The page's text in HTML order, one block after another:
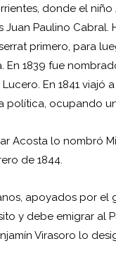
donde el
Juan Paulino
primero, para
1839 fue
En 1841
política, ocupando
Acosta lo nombró
de 1844.
apoyados por
y debe emigrar al
Virasoro lo